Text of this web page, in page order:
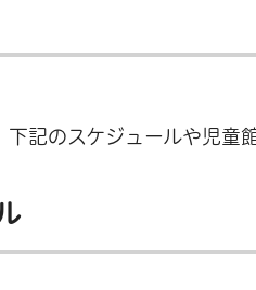
記のスケジュールや児童